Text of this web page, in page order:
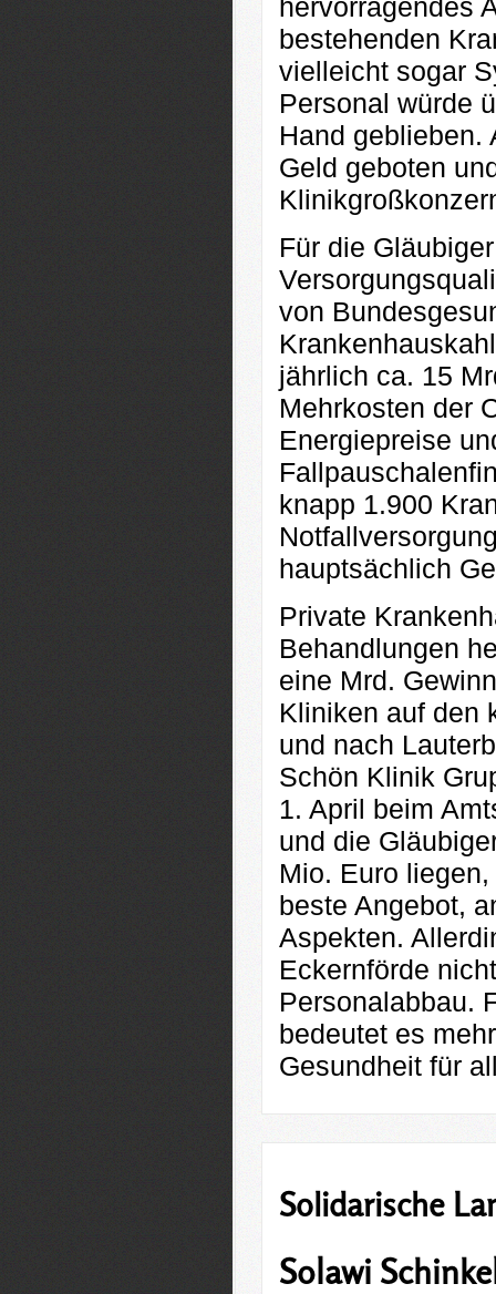
hervorragendes
bestehenden
vielleicht sogar
Personal würde
Hand geblieben.
Geld geboten
Für die
von
jährlich ca. 15
Mehrkosten der
Energiepreise
knapp 1.900
hauptsächlich
Private
Behandlungen
eine Mrd.
Kliniken auf den
und nach
Schön Klinik
1. April beim
und die
Mio. Euro
beste Angebot,
Aspekten.
Eckernförde
Personalabbau.
bedeutet es
Gesundheit für
Solidarische
Solawi